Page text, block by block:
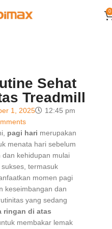
0
Sehat
Treadmill
1, 2025
12:45 pm
pagi hari merupakan
menata hari sebelum
kehidupan mulai
termasuk
momen pagi
keseimbangan dan
yang sedang
ringan di atas
membakar lemak